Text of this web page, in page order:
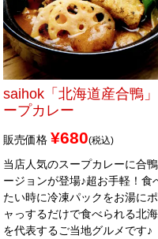
saihok「北海道産合鴨
ープカレー
販売価格 ¥680 税込
当店人気のスープカレーに合
ージョンが登場♪超お手軽！食
たい時に冷凍パックをお湯に
ャっするだけで食べられる北
を代表するご当地グルメです♪